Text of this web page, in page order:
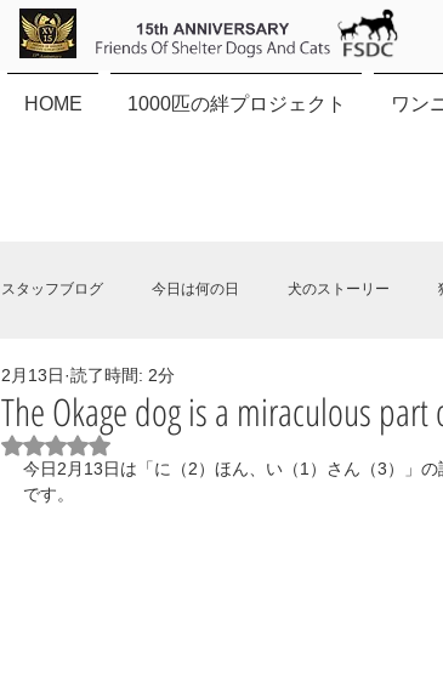
HOME 1000匹の絆プロジェクト ワン
スタッフブログ 今日は何の日 犬のストーリー
保健所犬猫応援団NEWS
The Okage dog is a miraculous part
2月13日 読了時間: 2分
5つ星のうちNaNと評価されています。
今日2月13日は「に（2）ほん、い（1）さん（3）」
です。